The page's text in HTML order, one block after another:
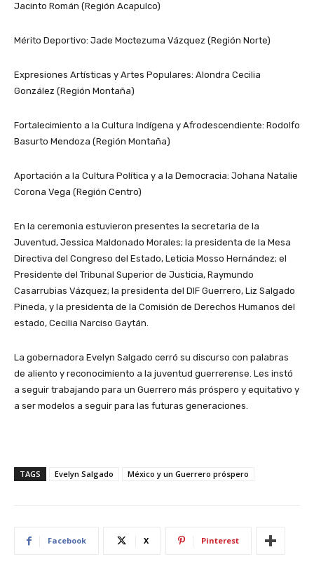
Jacinto Román (Región Acapulco)
Mérito Deportivo: Jade Moctezuma Vázquez (Región Norte)
Expresiones Artísticas y Artes Populares: Alondra Cecilia
González (Región Montaña)
Fortalecimiento a la Cultura Indígena y Afrodescendiente: Rodolfo
Basurto Mendoza (Región Montaña)
Aportación a la Cultura Política y a la Democracia: Johana Natalie
Corona Vega (Región Centro)
En la ceremonia estuvieron presentes la secretaria de la
Juventud, Jessica Maldonado Morales; la presidenta de la Mesa
Directiva del Congreso del Estado, Leticia Mosso Hernández; el
Presidente del Tribunal Superior de Justicia, Raymundo
Casarrubias Vázquez; la presidenta del DIF Guerrero, Liz Salgado
Pineda, y la presidenta de la Comisión de Derechos Humanos del
estado, Cecilia Narciso Gaytán.
La gobernadora Evelyn Salgado cerró su discurso con palabras
de aliento y reconocimiento a la juventud guerrerense. Les instó
a seguir trabajando para un Guerrero más próspero y equitativo y
a ser modelos a seguir para las futuras generaciones.
TAGS Evelyn Salgado México y un Guerrero próspero
Facebook X Pinterest